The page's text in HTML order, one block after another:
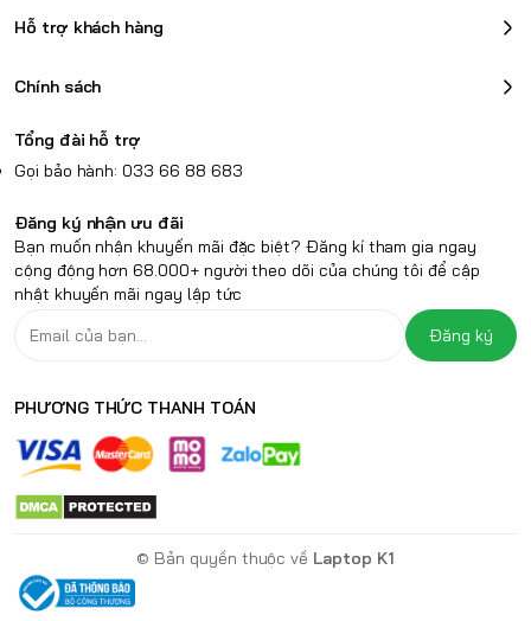
Hỗ trợ khách hàng
Chính sách
Tổng đài hỗ trợ
Gọi bảo hành: 033 66 88 683
Đăng ký nhận ưu đãi
Bạn muốn nhận khuyến mãi đặc biệt? Đăng kí tham gia ngay
cộng động hơn 68.000+ người theo dõi của chúng tôi để cập
nhật khuyến mãi ngay lập tức
Đăng ký
PHƯƠNG THỨC THANH TOÁN
© Bản quyền thuộc về Laptop K1